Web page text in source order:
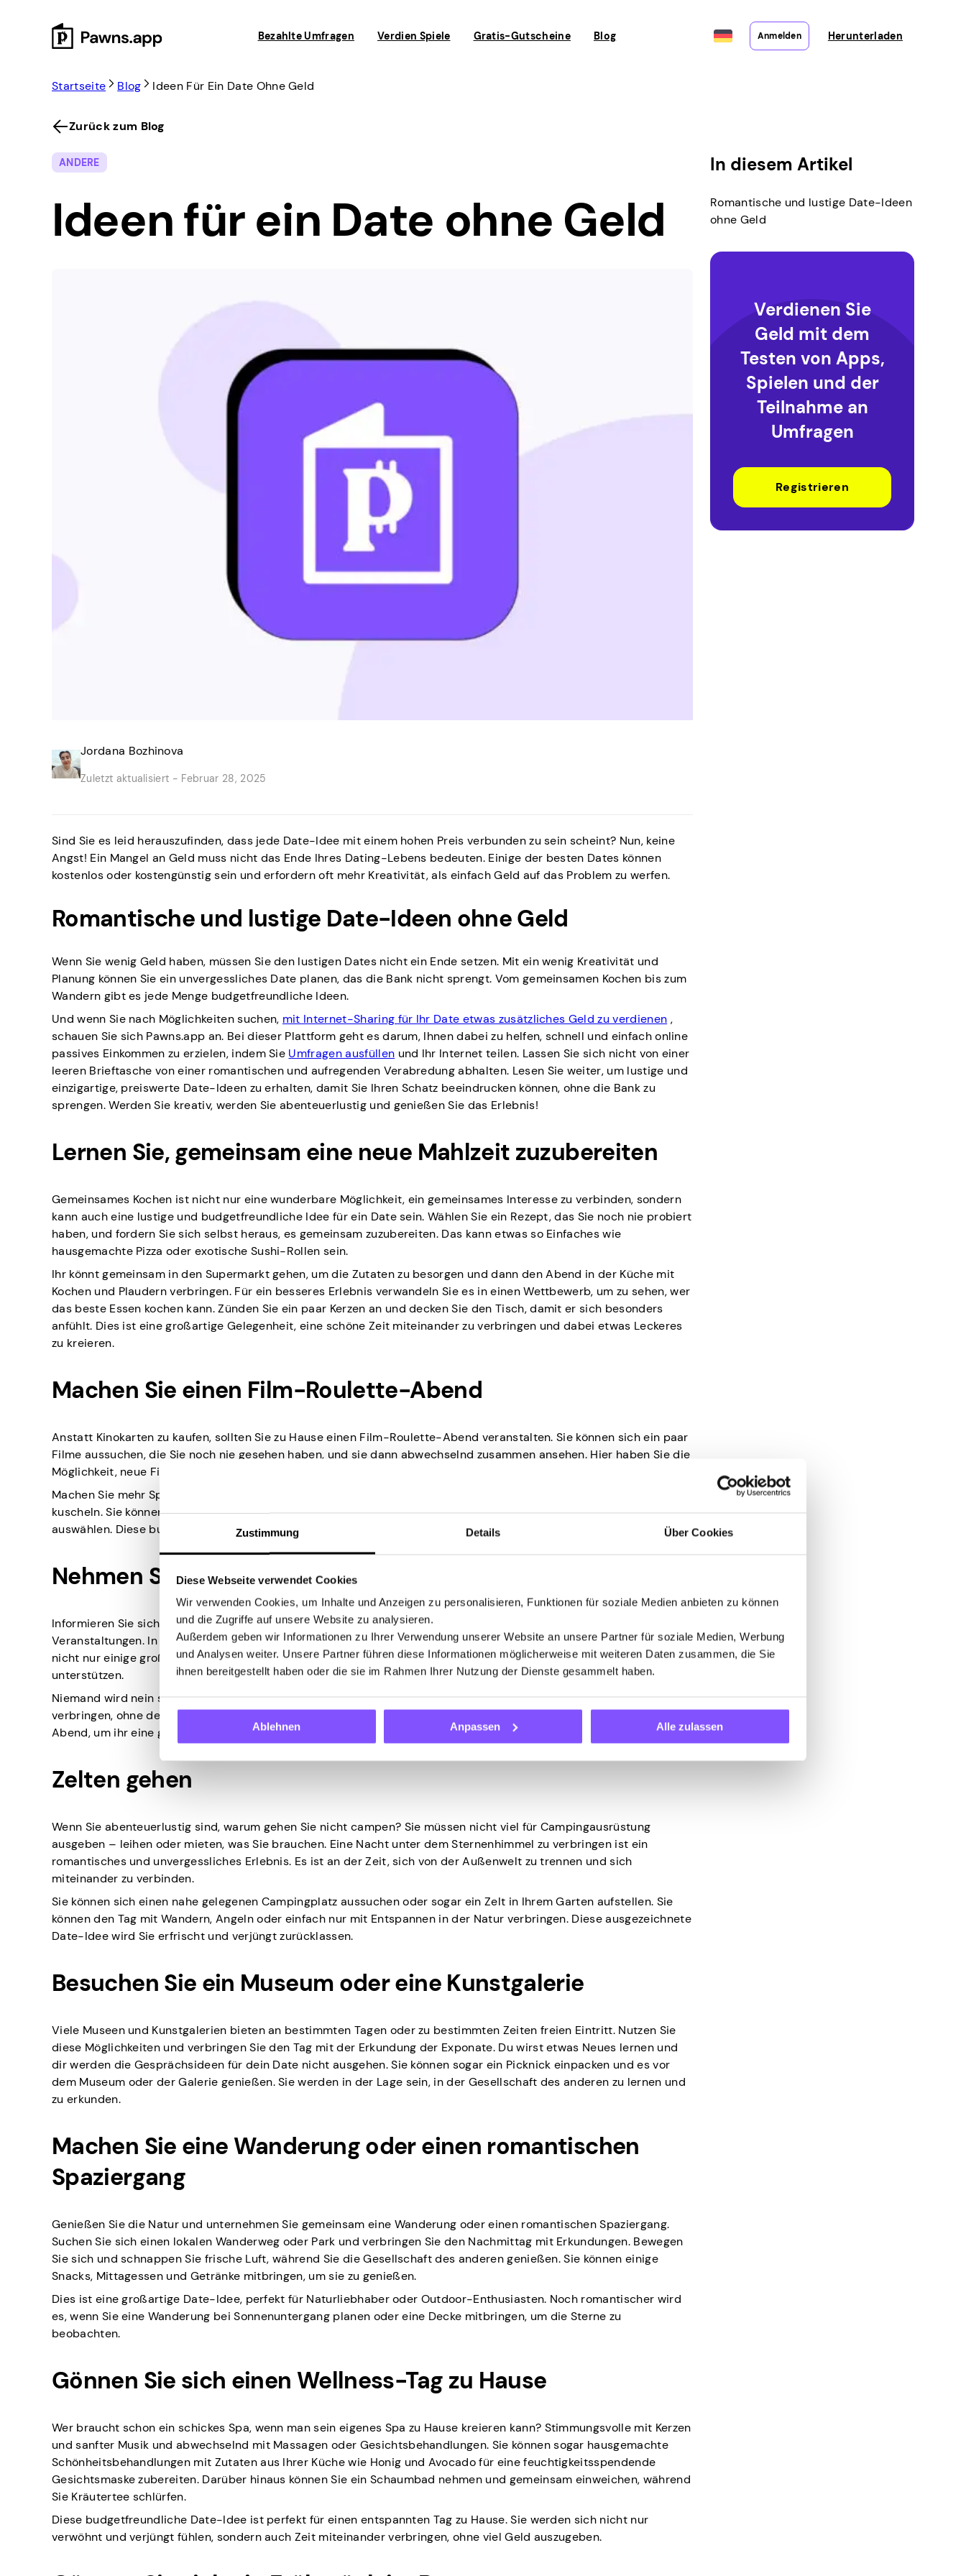
Zustimmung Details Über Cookies
Diese Webseite verwendet Cookies
Wir verwenden Cookies, um Inhalte und Anzeigen zu personalisieren, Funktionen für soziale Medien anbieten zu können
und die Zugriffe auf unsere Website zu analysieren.
Außerdem geben wir Informationen zu Ihrer Verwendung unserer Website an unsere Partner für soziale Medien, Werbung
und Analysen weiter. Unsere Partner führen diese Informationen möglicherweise mit weiteren Daten zusammen, die Sie
ihnen bereitgestellt haben oder die sie im Rahmen Ihrer Nutzung der Dienste gesammelt haben.
Ablehnen Anpassen Alle zulassen
Bezahlte Umfragen Verdien Spiele Gratis-Gutscheine Blog Anmelden Herunterladen
Startseite Blog Ideen Für Ein Date Ohne Geld
Zurück zum Blog
ANDERE
Ideen für ein Date ohne Geld
Jordana Bozhinova
Zuletzt aktualisiert - Februar 28, 2025
Sind Sie es leid herauszufinden, dass jede Date-Idee mit einem hohen Preis verbunden zu sein scheint? Nun, keine
Angst! Ein Mangel an Geld muss nicht das Ende Ihres Dating-Lebens bedeuten. Einige der besten Dates können
kostenlos oder kostengünstig sein und erfordern oft mehr Kreativität, als einfach Geld auf das Problem zu werfen.
Romantische und lustige Date-Ideen ohne Geld
Wenn Sie wenig Geld haben, müssen Sie den lustigen Dates nicht ein Ende setzen. Mit ein wenig Kreativität und
Planung können Sie ein unvergessliches Date planen, das die Bank nicht sprengt. Vom gemeinsamen Kochen bis zum
Wandern gibt es jede Menge budgetfreundliche Ideen.
Und wenn Sie nach Möglichkeiten suchen, mit Internet-Sharing für Ihr Date etwas zusätzliches Geld zu verdienen ,
schauen Sie sich Pawns.app an. Bei dieser Plattform geht es darum, Ihnen dabei zu helfen, schnell und einfach online
passives Einkommen zu erzielen, indem Sie Umfragen ausfüllen und Ihr Internet teilen. Lassen Sie sich nicht von einer
leeren Brieftasche von einer romantischen und aufregenden Verabredung abhalten. Lesen Sie weiter, um lustige und
einzigartige, preiswerte Date-Ideen zu erhalten, damit Sie Ihren Schatz beeindrucken können, ohne die Bank zu
sprengen. Werden Sie kreativ, werden Sie abenteuerlustig und genießen Sie das Erlebnis!
Lernen Sie, gemeinsam eine neue Mahlzeit zuzubereiten
Gemeinsames Kochen ist nicht nur eine wunderbare Möglichkeit, ein gemeinsames Interesse zu verbinden, sondern
kann auch eine lustige und budgetfreundliche Idee für ein Date sein. Wählen Sie ein Rezept, das Sie noch nie probiert
haben, und fordern Sie sich selbst heraus, es gemeinsam zuzubereiten. Das kann etwas so Einfaches wie
hausgemachte Pizza oder exotische Sushi-Rollen sein.
Ihr könnt gemeinsam in den Supermarkt gehen, um die Zutaten zu besorgen und dann den Abend in der Küche mit
Kochen und Plaudern verbringen. Für ein besseres Erlebnis verwandeln Sie es in einen Wettbewerb, um zu sehen, wer
das beste Essen kochen kann. Zünden Sie ein paar Kerzen an und decken Sie den Tisch, damit er sich besonders
anfühlt. Dies ist eine großartige Gelegenheit, eine schöne Zeit miteinander zu verbringen und dabei etwas Leckeres
zu kreieren.
Machen Sie einen Film-Roulette-Abend
Anstatt Kinokarten zu kaufen, sollten Sie zu Hause einen Film-Roulette-Abend veranstalten. Sie können sich ein paar
Filme aussuchen, die Sie noch nie gesehen haben, und sie dann abwechselnd zusammen ansehen. Hier haben Sie die
Möglichkeit, neue Filme zu entdecken und einen gemütlichen Abend zu verbringen.
Machen Sie mehr Spaß, indem Sie Popcorn und Snacks zubereiten, das Licht ausschalten und auf der Couch
kuscheln. Sie können auch für Abwechslung sorgen, indem Sie Filme aus verschiedenen Genres oder Ländern
auswählen. Diese budgetfreundliche Date-Idee ist perfekt für einen entspannten Abend zu Hause.
Nehmen Sie an einer lokalen Show teil
Informieren Sie sich bei Ihrem örtlichen Theater oder Ihrer Musikszene über kostenlose oder ermäßigte
Veranstaltungen. In Ihrer Nähe finden Sie oft kostenlose Konzerte, Dichterlesungen oder Open-Mic-Abende. Du wirst
nicht nur einige großartige lokale Talente kennenlernen, sondern hast auch die Möglichkeit, deine Community zu
unterstützen.
Niemand wird nein sagen, wenn es darum geht, etwas Neues auszuprobieren und einen gemeinsamen Abend zu
verbringen, ohne den Geldbeutel zu belasten. Kleiden Sie sich für die Veranstaltung und essen Sie vor der Show zu
Abend, um ihr eine ganz besondere Note zu verleihen.
Zelten gehen
Wenn Sie abenteuerlustig sind, warum gehen Sie nicht campen? Sie müssen nicht viel für Campingausrüstung
ausgeben – leihen oder mieten, was Sie brauchen. Eine Nacht unter dem Sternenhimmel zu verbringen ist ein
romantisches und unvergessliches Erlebnis. Es ist an der Zeit, sich von der Außenwelt zu trennen und sich
miteinander zu verbinden.
Sie können sich einen nahe gelegenen Campingplatz aussuchen oder sogar ein Zelt in Ihrem Garten aufstellen. Sie
können den Tag mit Wandern, Angeln oder einfach nur mit Entspannen in der Natur verbringen. Diese ausgezeichnete
Date-Idee wird Sie erfrischt und verjüngt zurücklassen.
Besuchen Sie ein Museum oder eine Kunstgalerie
Viele Museen und Kunstgalerien bieten an bestimmten Tagen oder zu bestimmten Zeiten freien Eintritt. Nutzen Sie
diese Möglichkeiten und verbringen Sie den Tag mit der Erkundung der Exponate. Du wirst etwas Neues lernen und
dir werden die Gesprächsideen für dein Date nicht ausgehen. Sie können sogar ein Picknick einpacken und es vor
dem Museum oder der Galerie genießen. Sie werden in der Lage sein, in der Gesellschaft des anderen zu lernen und
zu erkunden.
Machen Sie eine Wanderung oder einen romantischen
Spaziergang
Genießen Sie die Natur und unternehmen Sie gemeinsam eine Wanderung oder einen romantischen Spaziergang.
Suchen Sie sich einen lokalen Wanderweg oder Park und verbringen Sie den Nachmittag mit Erkundungen. Bewegen
Sie sich und schnappen Sie frische Luft, während Sie die Gesellschaft des anderen genießen. Sie können einige
Snacks, Mittagessen und Getränke mitbringen, um sie zu genießen.
Dies ist eine großartige Date-Idee, perfekt für Naturliebhaber oder Outdoor-Enthusiasten. Noch romantischer wird
es, wenn Sie eine Wanderung bei Sonnenuntergang planen oder eine Decke mitbringen, um die Sterne zu
beobachten.
Gönnen Sie sich einen Wellness-Tag zu Hause
Wer braucht schon ein schickes Spa, wenn man sein eigenes Spa zu Hause kreieren kann? Stimmungsvolle mit Kerzen
und sanfter Musik und abwechselnd mit Massagen oder Gesichtsbehandlungen. Sie können sogar hausgemachte
Schönheitsbehandlungen mit Zutaten aus Ihrer Küche wie Honig und Avocado für eine feuchtigkeitsspendende
Gesichtsmaske zubereiten. Darüber hinaus können Sie ein Schaumbad nehmen und gemeinsam einweichen, während
Sie Kräutertee schlürfen.
Diese budgetfreundliche Date-Idee ist perfekt für einen entspannten Tag zu Hause. Sie werden sich nicht nur
verwöhnt und verjüngt fühlen, sondern auch Zeit miteinander verbringen, ohne viel Geld auszugeben.
In diesem Artikel
Romantische und lustige Date-Ideen
ohne Geld
Verdienen Sie
Geld mit dem
Testen von Apps,
Spielen und der
Teilnahme an
Umfragen
Registrieren